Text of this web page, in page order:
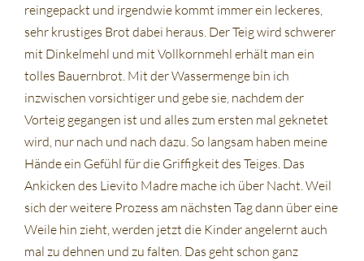
reingepackt und irgendwie kommt immer ein leckeres,
sehr krustiges Brot dabei heraus. Der Teig wird schwerer
mit Dinkelmehl und mit Vollkornmehl erhält man ein
tolles Bauernbrot. Mit der Wassermenge bin ich
inzwischen vorsichtiger und gebe sie, nachdem der
Vorteig gegangen ist und alles zum ersten mal geknetet
wird, nur nach und nach dazu. So langsam haben meine
Hände ein Gefühl für die Griffigkeit des Teiges. Das
Ankicken des Lievito Madre mache ich über Nacht. Weil
sich der weitere Prozess am nächsten Tag dann über eine
Weile hin zieht, werden jetzt die Kinder angelernt auch
mal zu dehnen und zu falten. Das geht schon ganz